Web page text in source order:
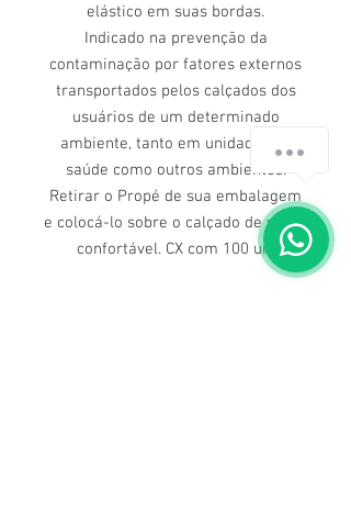
elástico em suas bordas.
Indicado na prevenção da
contaminação por fatores externos
transportados pelos calçados dos
usuários de um determinado
ambiente, tanto em unidades de
saúde como outros ambientes.
Retirar o Propé de sua embalagem
e colocá-lo sobre o calçado de modo
confortável. CX com 100 un.